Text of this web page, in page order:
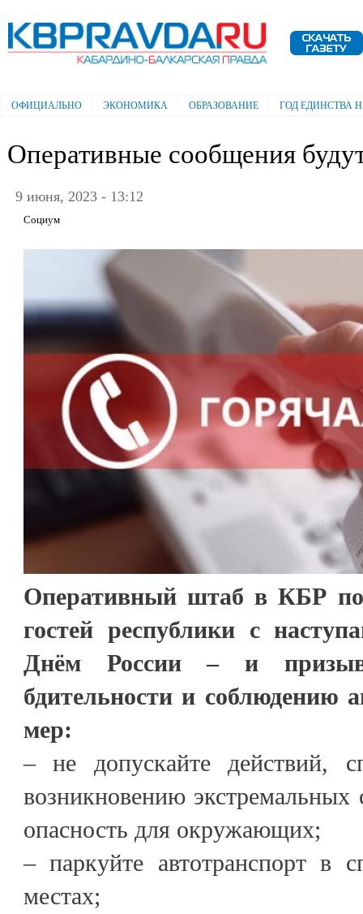
Электронная газета "Кабардино-
Балкарская правда"
Главное меню
ОФИЦИАЛЬНО ЭКОНОМИКА ОБРАЗОВАНИЕ ГОД ЕДИНСТВА
Оперативные сообщения
9 июня, 2023 - 13:12
Социум
Оперативный штаб в КБР
гостей республики с
Днём России – и
бдительности и соблюдению
мер:
– не допускайте действий,
возникновению
опасность для окружающих;
– паркуйте автотранспорт в
местах;